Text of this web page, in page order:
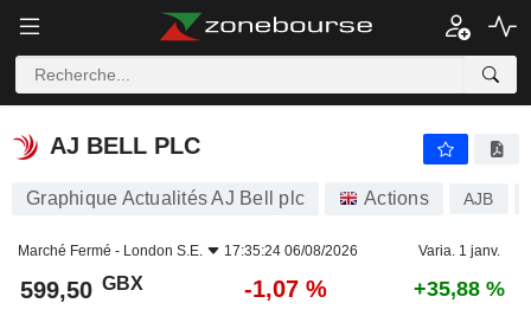
AJ BELL PLC
AJ BELL PLC
Graphique Actualités AJ Bell plc Actions AJB
Marché Fermé - London S.E. 17:35:24 06/08/2026 Varia. 1 janv.
599,50 GBX -1,07 % +35,88 %